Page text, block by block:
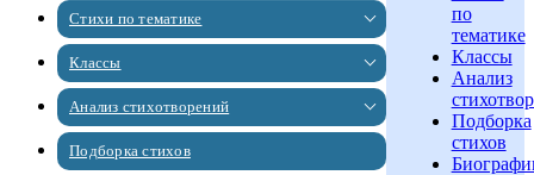
Стихи по тематике
Классы
Анализ стихотворений
Подборка стихов
по
тематике
Классы
Анализ
Подборка
стихов